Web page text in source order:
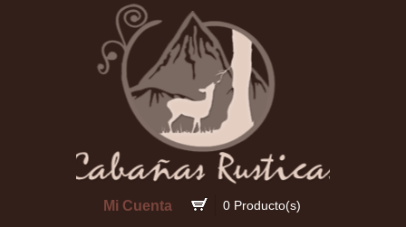
0 Producto(s)
Mi Cuenta